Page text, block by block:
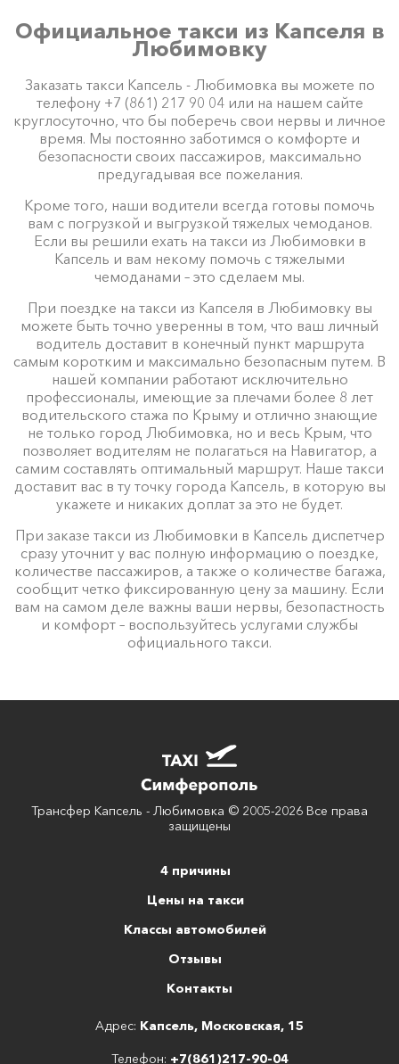
Официальное такси из Капселя в
Любимовку
Заказать такси Капсель - Любимовка вы можете по
телефону +7 (861) 217 90 04 или на нашем сайте
круглосуточно, что бы поберечь свои нервы и личное
время. Мы постоянно заботимся о комфорте и
безопасности своих пассажиров, максимально
предугадывая все пожелания.
Кроме того, наши водители всегда готовы помочь
вам с погрузкой и выгрузкой тяжелых чемоданов.
Если вы решили ехать на такси из Любимовки в
Капсель и вам некому помочь с тяжелыми
чемоданами – это сделаем мы.
При поездке на такси из Капселя в Любимовку вы
можете быть точно уверенны в том, что ваш личный
водитель доставит в конечный пункт маршрута
самым коротким и максимально безопасным путем. В
нашей компании работают исключительно
профессионалы, имеющие за плечами более 8 лет
водительского стажа по Крыму и отлично знающие
не только город Любимовка, но и весь Крым, что
позволяет водителям не полагаться на Навигатор, а
самим составлять оптимальный маршрут. Наше такси
доставит вас в ту точку города Капсель, в которую вы
укажете и никаких доплат за это не будет.
При заказе такси из Любимовки в Капсель диспетчер
сразу уточнит у вас полную информацию о поездке,
количестве пассажиров, а также о количестве багажа,
сообщит четко фиксированную цену за машину. Если
вам на самом деле важны ваши нервы, безопастность
и комфорт – воспользуйтесь услугами службы
официального такси.
Трансфер Капсель - Любимовка © 2005-2026 Все права
защищены
4 причины
Цены на такси
Классы автомобилей
Отзывы
Контакты
Адрес: Капсель, Московская, 15
Телефон: +7(861)217-90-04